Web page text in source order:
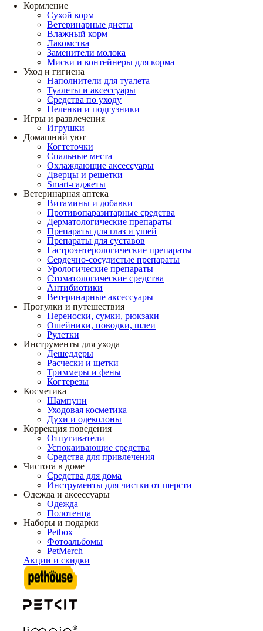
Кормление
Сухой корм
Ветеринарные диеты
Влажный корм
Лакомства
Заменители молока
Миски и контейнеры для корма
Уход и гигиена
Наполнители для туалета
Туалеты и аксессуары
Средства по уходу
Пеленки и подгузники
Игры и развлечения
Игрушки
Домашний уют
Когтеточки
Спальные места
Охлаждающие аксессуары
Дверцы и решетки
Smart-гаджеты
Ветеринарная аптека
Витамины и добавки
Противопаразитарные средства
Дерматологические препараты
Препараты для глаз и ушей
Препараты для суставов
Гастроэнтерологические препараты
Сердечно-сосудистые препараты
Урологические препараты
Стоматологические средства
Антибиотики
Ветеринарные аксессуары
Прогулки и путешествия
Переноски, сумки, рюкзаки
Ошейники, поводки, шлеи
Рулетки
Инструменты для ухода
Дешеддеры
Расчески и щетки
Триммеры и фены
Когтерезы
Косметика
Шампуни
Уходовая косметика
Духи и одеколоны
Коррекция поведения
Отпугиватели
Успокаивающие средства
Средства для привлечения
Чистота в доме
Средства для дома
Инструменты для чистки от шерсти
Одежда и аксессуары
Одежда
Полотенца
Наборы и подарки
Petbox
Фотоальбомы
PetMerch
Акции и скидки